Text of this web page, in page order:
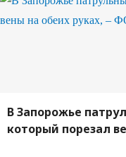
В Запорожье
который порезал